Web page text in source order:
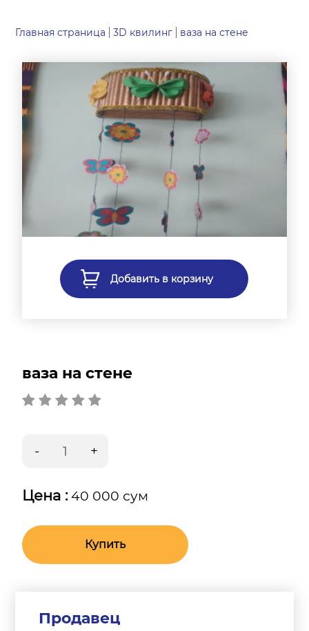
Главная страница 3D квилинг ваза на стене
Добавить в корзину
ваза на стене
Цена :40 000 сум
Купить
Продавец